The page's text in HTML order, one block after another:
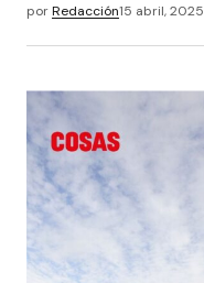
porRedacción15 abril, 2025